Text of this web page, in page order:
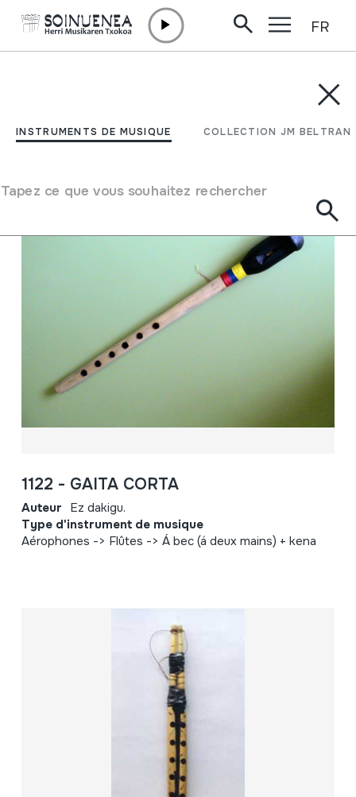
INSTRUMENTS DE MUSIQUE COLLECTION JM BELTRAN
Tapez ce que vous souhaitez rechercher
FR
COLLECTION JM BELTRAN
Filtrer
1122 - GAITA CORTA
Auteur Ez dakigu.
Type d'instrument de musique
Aérophones -> Flûtes -> Á bec (á deux mains) + kena